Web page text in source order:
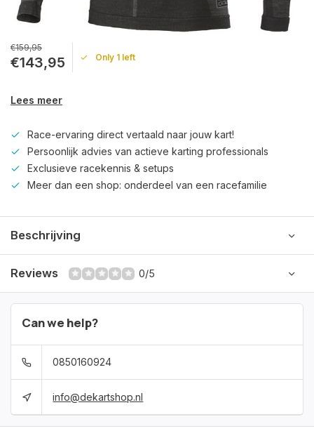
€159,95
€143,95 Only 1 left
Lees meer
Race-ervaring direct vertaald naar jouw kart!
Persoonlijk advies van actieve karting professionals
Exclusieve racekennis & setups
Meer dan een shop: onderdeel van een racefamilie
Beschrijving
Reviews 0/5
Can we help?
0850160924
info@dekartshop.nl